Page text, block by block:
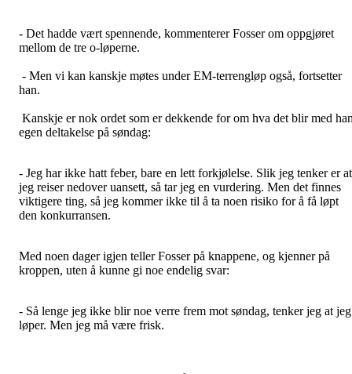
- Det hadde vært spennende, kommenterer Fosser om oppgjøret
mellom de tre o-løperne.
- Men vi kan kanskje møtes under EM-terrengløp også, fortsetter
han.
Kanskje er nok ordet som er dekkende for om hva det blir med
egen deltakelse på søndag:
- Jeg har ikke hatt feber, bare en lett forkjølelse. Slik jeg tenker er at
jeg reiser nedover uansett, så tar jeg en vurdering. Men det finnes
viktigere ting, så jeg kommer ikke til å ta noen risiko for å få løpt
den konkurransen.
Med noen dager igjen teller Fosser på knappene, og kjenner på
kroppen, uten å kunne gi noe endelig svar:
- Så lenge jeg ikke blir noe verre frem mot søndag, tenker jeg at jeg
løper. Men jeg må være frisk.